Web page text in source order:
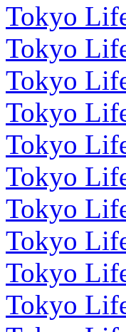
Tokyo
Tokyo
Tokyo
Tokyo
Tokyo
Tokyo
Tokyo
Tokyo
Tokyo
Tokyo